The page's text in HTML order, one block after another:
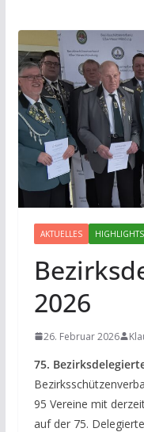
AKTUELLES HIGHLIGHTS
2026
26. Februar 2026
75.
95 Vereine mit
auf der 75.